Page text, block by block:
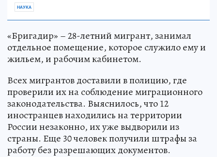
НАУКА
«Бригадир» – 28-летний мигрант, занимал
отдельное помещение, которое служило ему и
жильем, и рабочим кабинетом.
Всех мигрантов доставили в полицию, где
проверили их на соблюдение миграционного
законодательства. Выяснилось, что 12
иностранцев находились на территории
России незаконно, их уже выдворили из
страны. Еще 30 человек получили штрафы за
работу без разрешающих документов.